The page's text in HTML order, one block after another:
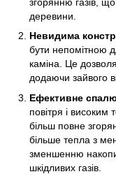
деревини.
Невидима
бути непомітною
каміна. Це
додаючи зайвого
Ефективне
повітря і
більш повне
більше тепла з
зменшенню
шкідливих газів.